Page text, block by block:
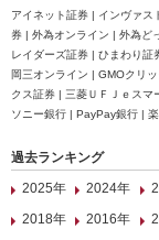
アイネット証券 | インヴァ
券 | 外為オンライン | 外為ど
レイダーズ証券 | ひまわり
岡三オンライン | GMOクリ
クス証券 | 三菱ＵＦＪｅス
ソニー銀行 | PayPay銀行 |
過去ランキング
2025年
2024年
2018年
2016年